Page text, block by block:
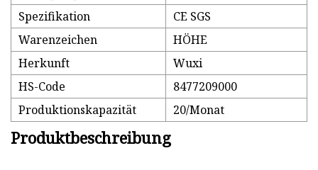
Spezifikation
CE SGS
Warenzeichen
HÖHE
Herkunft
Wuxi
HS-Code
8477209000
Produktionskapazität
20/Monat
Produktbeschreibung